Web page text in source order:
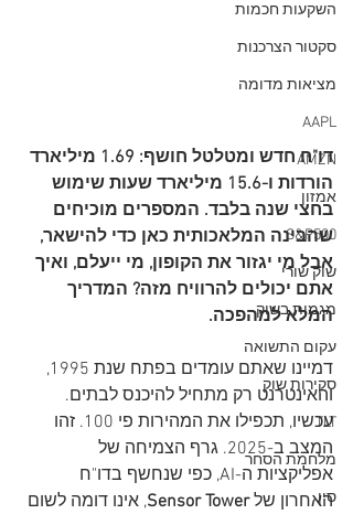
השקעות חכמות
סקטור הצרכנות
מציאות מדומה
AAPL
AMZN
אמזון
S&P500
שוק שורי
מגמות בשוק
עקום התשואה
סקירות שוק
TLT
מלחמת הסחר
סין
דו"ח חדש ומטלטל חושף: 1.69 מיליארד
הורדות ו-15.6 מיליארד שעות שימוש
בחצי שנה בלבד. המספרים מוכיחים
שהבינה המלאכותית כאן כדי להישאר,
אבל מי יגזור את הקופון, מי ייעלם, ואיך
אתם יכולים להרוויח מזה? המדריך
המלא למהפכה.
דמיינו שאתם עומדים בפתח שנת 1995,
והאינטרנט רק מתחיל להיכנס לבתים.
עכשיו, תכפילו את המהירות פי 100. זהו
המצב ב-2025. גרף הצמיחה של
אפליקציות ה-AI, כפי שנחשף בדו"ח
האחרון של Sensor Tower, אינו דומה לשום